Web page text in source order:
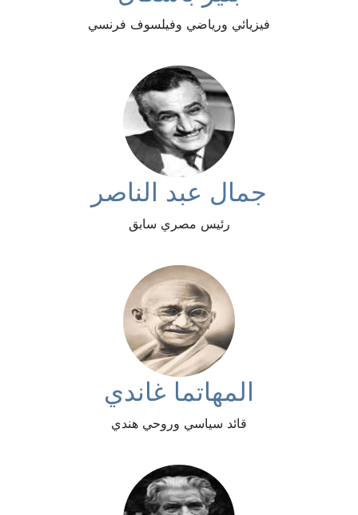
فيزيائي ورياضي وفيلسوف فرنسي
جمال عبد الناصر
رئيس مصري سابق
المهاتما غاندي
قائد سياسي وروحي هندي